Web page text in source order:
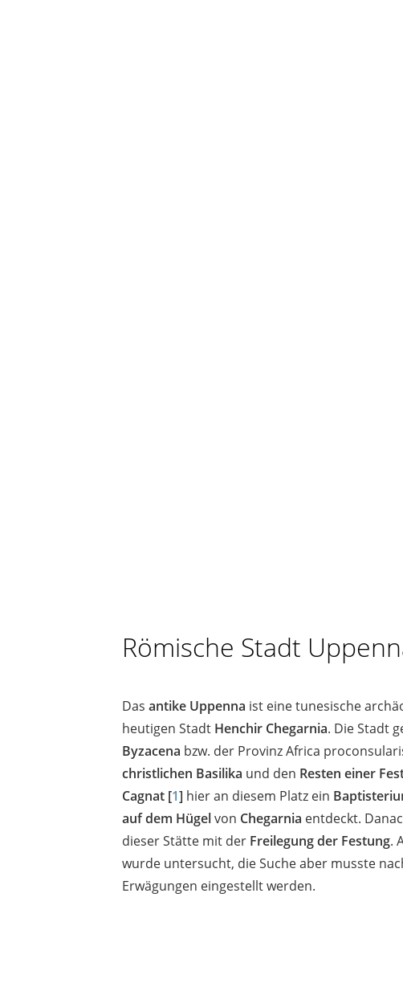
Römische Stadt
Das antike Uppenna ist eine tunesische
heutigen Stadt Henchir Chegarnia. Die Stadt
Byzacena bzw. der Provinz Africa
christlichen Basilika und den Resten einer
Cagnat [1] hier an diesem Platz ein
auf dem Hügelvon Chegarnia entdeckt.
dieser Stätte mit der Freilegung der Festung.
wurde untersucht, die Suche aber musste
Erwägungen eingestellt werden.